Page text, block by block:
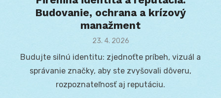
Budovanie, ochrana a krízový
manažment
Posted
23. 4. 2026
Budujte silnú identitu: zjednoťte príbeh, vizuál a
správanie značky, aby ste zvyšovali dôveru,
rozpoznateľnosť aj reputáciu.